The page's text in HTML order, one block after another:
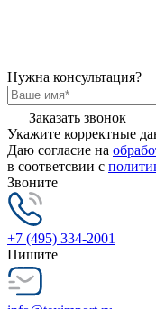
Нужна консультация?
Заказать звонок
Укажите корректные
Даю согласие на
в соответсвии с
Звоните
+7 (495) 334-2001
Пишите